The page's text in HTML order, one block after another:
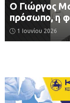
Ο Γιώργος
πρόσωπο, η
1 Ιουνίου 2026